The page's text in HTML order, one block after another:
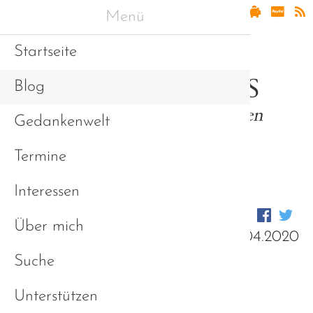
02.04.2020
Gedanken zum Welt-
Autismus-Tag 2020
Menü
Startseite
Blog
Gedankenwelt
Termine
Interessen
Über mich
Suche
Unterstützen